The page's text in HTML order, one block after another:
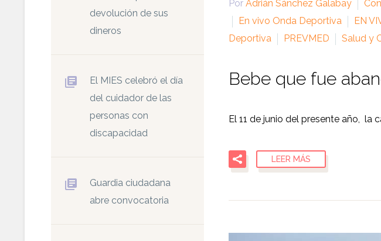
Por Adrián Sánchez Galabay
En vivo Onda Deportiva
EN
Deportiva
PREVMED Salud y
Bebe que fue
El 11 de junio del presente año, la
LEER MÁS
devolución de sus
dineros
El MIES celebró el día
del cuidador de las
personas con
discapacidad
Guardia ciudadana
abre convocatoria